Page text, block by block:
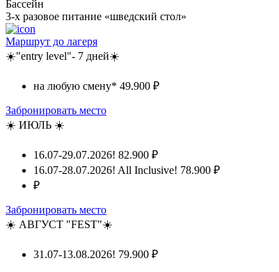
Бассейн
3-х разовое питание «шведский стол»
Маршрут до лагеря
☀️"entry level"- 7 дней☀️
на любую смену* 49.900 ₽
Забронировать место
☀️ ИЮЛЬ ☀️
16.07-29.07.2026! 82.900 ₽
16.07-28.07.2026! All Inclusive! 78.900 ₽
₽
Забронировать место
☀️ АВГУСТ "FEST"☀️
31.07-13.08.2026! 79.900 ₽